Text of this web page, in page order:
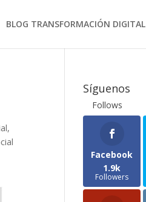
BLOG TRANSFORMACIÓN DIGITAL
,
Síguenos
Follows
Facebook
1.9k
Followers